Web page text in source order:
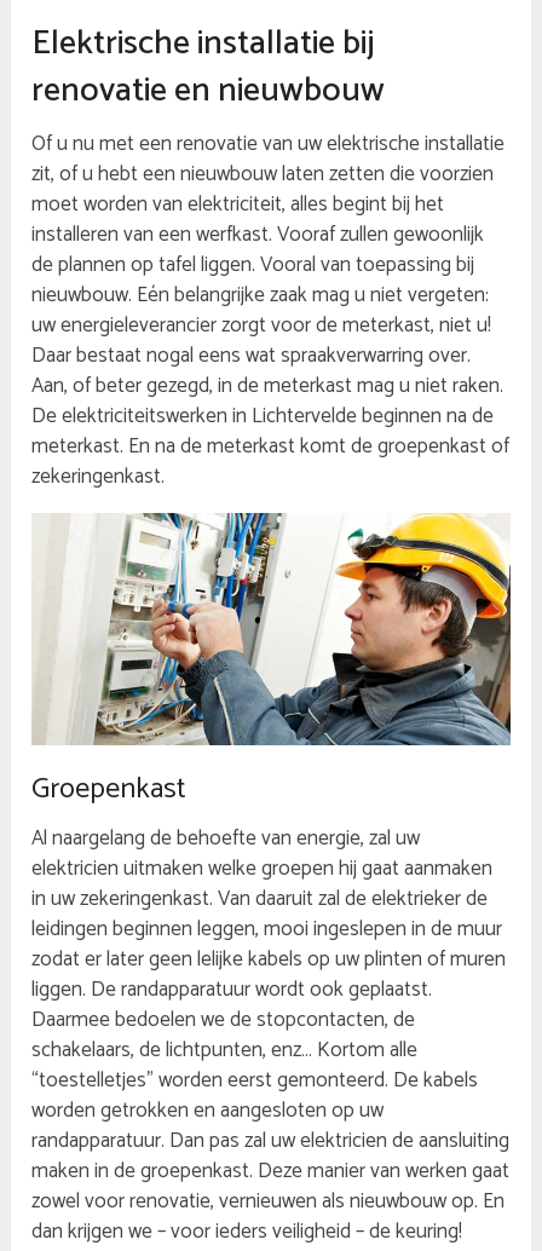
Elektrische installatie bij
renovatie en nieuwbouw
Of u nu met een renovatie van uw elektrische installatie
zit, of u hebt een nieuwbouw laten zetten die voorzien
moet worden van elektriciteit, alles begint bij het
installeren van een werfkast. Vooraf zullen gewoonlijk
de plannen op tafel liggen. Vooral van toepassing bij
nieuwbouw. Eén belangrijke zaak mag u niet vergeten:
uw energieleverancier zorgt voor de meterkast, niet u!
Daar bestaat nogal eens wat spraakverwarring over.
Aan, of beter gezegd, in de meterkast mag u niet raken.
De elektriciteitswerken in Lichtervelde beginnen na de
meterkast. En na de meterkast komt de groepenkast of
zekeringenkast.
Groepenkast
Al naargelang de behoefte van energie, zal uw
elektricien uitmaken welke groepen hij gaat aanmaken
in uw zekeringenkast. Van daaruit zal de elektrieker de
leidingen beginnen leggen, mooi ingeslepen in de muur
zodat er later geen lelijke kabels op uw plinten of muren
liggen. De randapparatuur wordt ook geplaatst.
Daarmee bedoelen we de stopcontacten, de
schakelaars, de lichtpunten, enz… Kortom alle
“toestelletjes” worden eerst gemonteerd. De kabels
worden getrokken en aangesloten op uw
randapparatuur. Dan pas zal uw elektricien de aansluiting
maken in de groepenkast. Deze manier van werken gaat
zowel voor renovatie, vernieuwen als nieuwbouw op. En
dan krijgen we – voor ieders veiligheid – de keuring!